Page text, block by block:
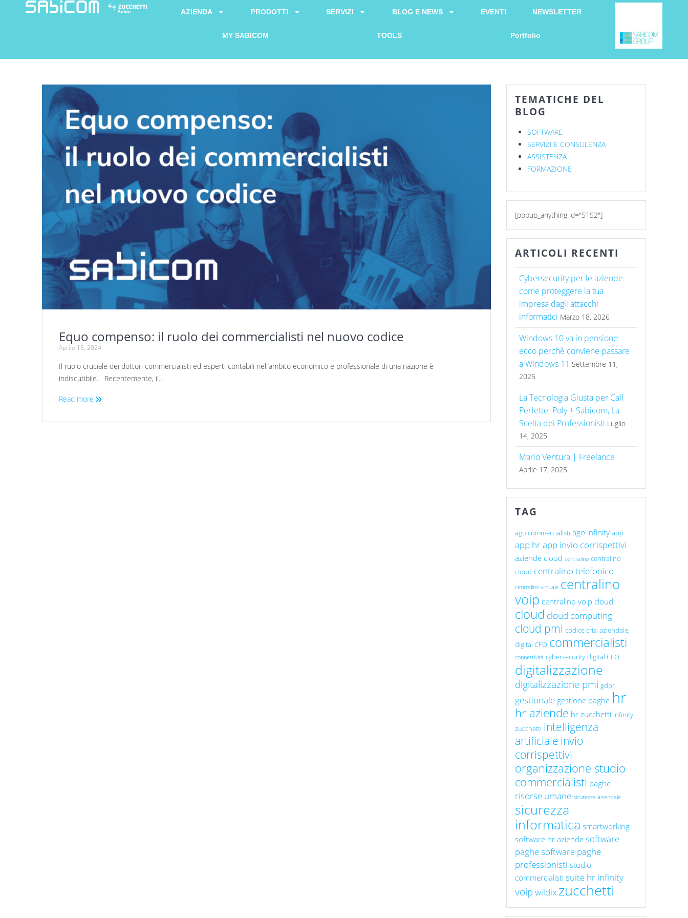
AZIENDA PRODOTTI SERVIZI BLOG E NEWS EVENTI NEWSLETTER
MY SABICOM TOOLS Portfolio
Equo compenso: il ruolo dei commercialisti nel nuovo codice
Aprile 15, 2024
Il ruolo cruciale dei dottori commercialisti ed esperti contabili nell’ambito economico e professionale di una nazione è
indiscutibile. Recentemente, il…
Read more
TEMATICHE DEL
BLOG
SOFTWARE
SERVIZI E CONSULENZA
ASSISTENZA
FORMAZIONE
[popup_anything id="5152"]
ARTICOLI RECENTI
Cybersecurity per le aziende:
come proteggere la tua
impresa dagli attacchi
informatici Marzo 18, 2026
Windows 10 va in pensione:
ecco perchè conviene passare
a Windows 11 Settembre 11,
2025
La Tecnologia Giusta per Call
Perfette: Poly + Sabicom, La
Scelta dei Professionisti Luglio
14, 2025
Mario Ventura | Freelance
Aprile 17, 2025
TAG
ago commercialisti ago infinity app
app hrapp invio corrispettivi
aziende cloud centralino centralino
cloud centralino telefonico
centralino virtuale centralino
voip centralino voip cloud
cloud cloud computing
cloud pmi codice crisi aziendale;
digital CFO commercialisti
connettività cybersecurity digital CFO
digitalizzazione
digitalizzazione pmi gdpr
gestionale gestione paghe hr
hr aziende hr zucchetti infinity
zucchetti intelligenza
artificiale invio
corrispettivi
organizzazione studio
commercialisti paghe
risorse umane sicurezza aziendale
sicurezza
informatica smartworking
software hr aziende software
paghesoftware paghe
professionisti studio
commercialisti suite hr infinity
voipwildix zucchetti